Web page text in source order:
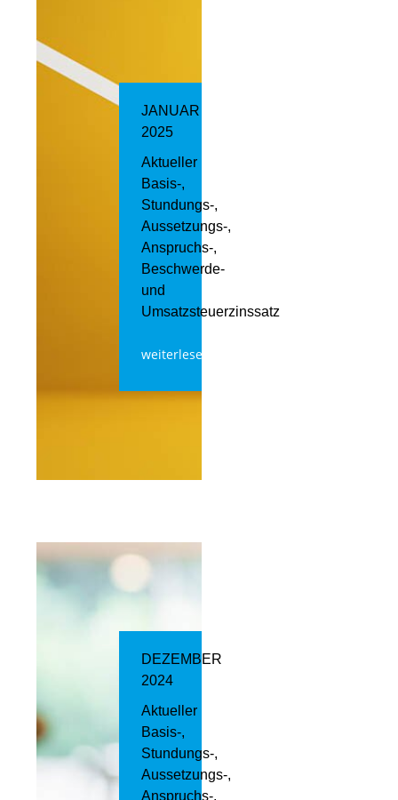
JANUAR
2025
Aktueller
Basis-,
Stundungs-,
Aussetzungs-,
Anspruchs-,
Beschwerde-
und
Umsatzsteuerzinssatz
weiterlesen
DEZEMBER
2024
Aktueller
Basis-,
Stundungs-,
Aussetzungs-,
Anspruchs-,